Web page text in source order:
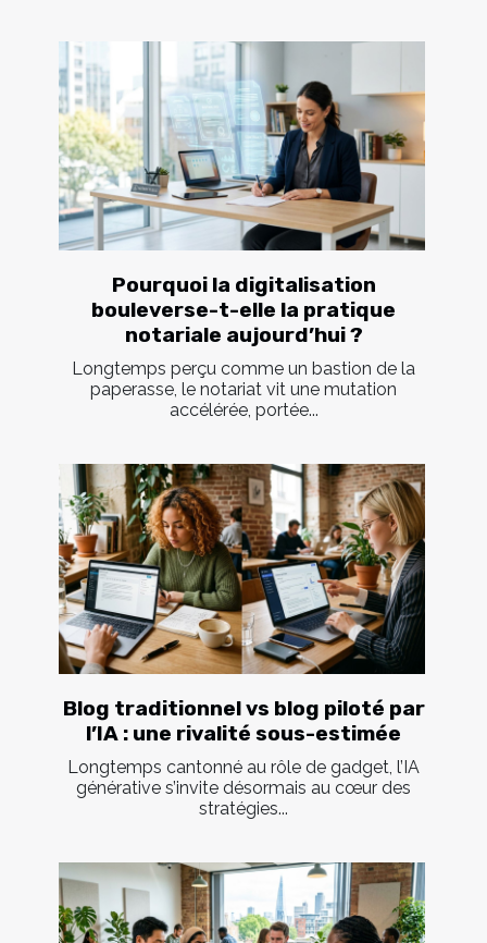
Pourquoi la digitalisation
bouleverse-t-elle la pratique
notariale aujourd’hui ?
Longtemps perçu comme un bastion de la
paperasse, le notariat vit une mutation
accélérée, portée...
Blog traditionnel vs blog piloté par
l’IA : une rivalité sous-estimée
Longtemps cantonné au rôle de gadget, l’IA
générative s’invite désormais au cœur des
stratégies...